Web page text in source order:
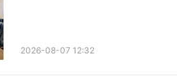
2026-08-07 12:32